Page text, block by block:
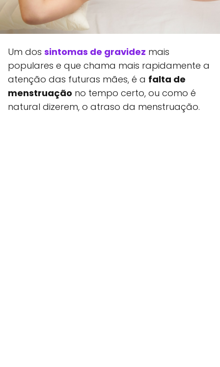
Um dos sintomas de gravidez mais
populares e que chama mais rapidamente a
atenção das futuras mães, é a falta de
menstruação no tempo certo, ou como é
natural dizerem, o atraso da menstruação.